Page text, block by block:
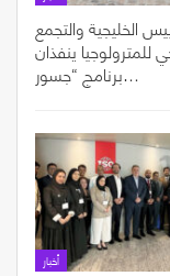
الخليجية والتجمع
للمترولوجيا ينفذان
برنامج “جسور…
أخبار